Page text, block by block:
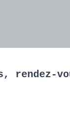
rendez-